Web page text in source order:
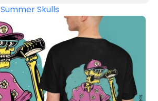
Summer Skulls